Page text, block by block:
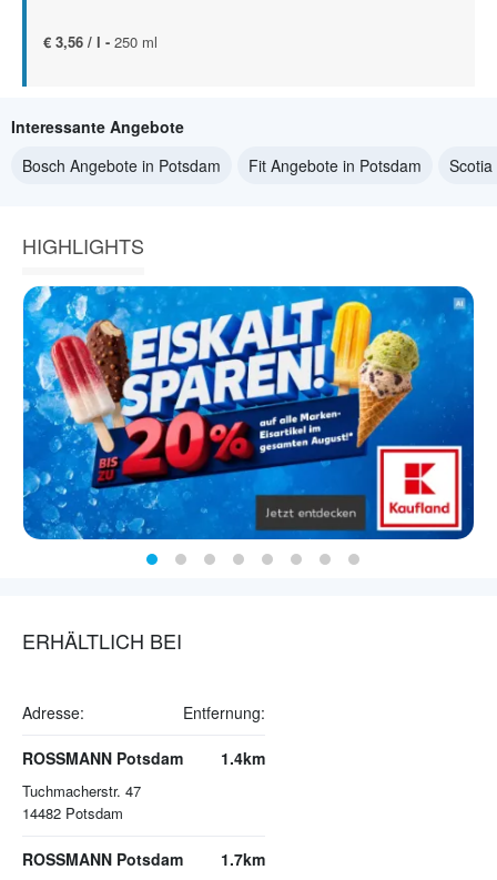
€ 3,56 / l - 250 ml
Interessante Angebote
Bosch Angebote in Potsdam
Fit Angebote in Potsdam
HIGHLIGHTS
ERHÄLTLICH BEI
Adresse: Entfernung:
ROSSMANN Potsdam
Tuchmacherstr. 47
14482 Potsdam
1.4km
ROSSMANN Potsdam 1.7km